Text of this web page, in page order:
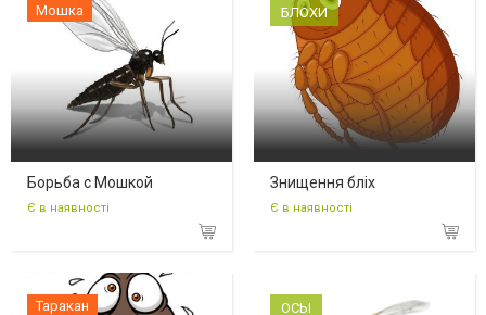
Мошка
Борьба с Мошкой
Є в наявності
БЛОХИ
Знищення бліх
Є в наявності
Таракан ОСЫ